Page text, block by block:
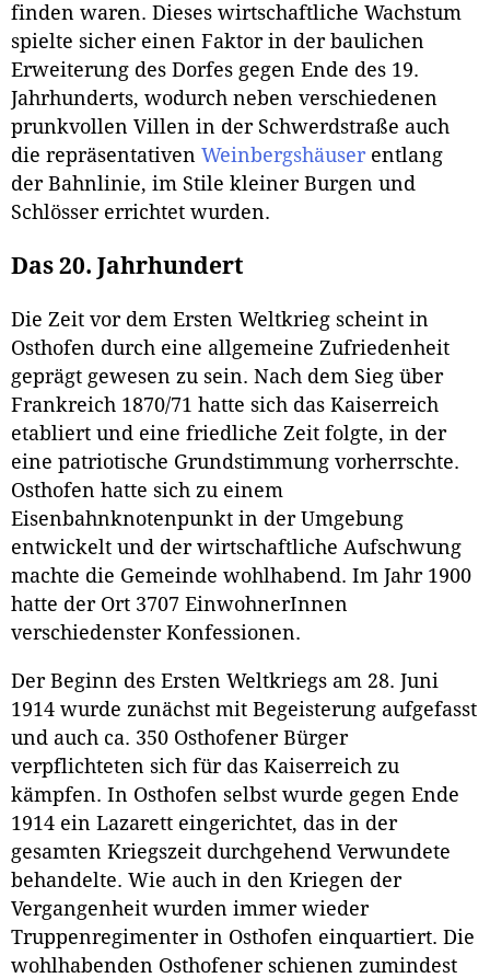
finden waren. Dieses wirtschaftliche Wachstum
spielte sicher einen Faktor in der baulichen
Erweiterung des Dorfes gegen Ende des 19.
Jahrhunderts, wodurch neben verschiedenen
prunkvollen Villen in der Schwerdstraße auch
die repräsentativen Weinbergshäuserentlang
der Bahnlinie, im Stile kleiner Burgen und
Schlösser errichtet wurden.
Das 20. Jahrhundert
Die Zeit vor dem Ersten Weltkrieg scheint in
Osthofen durch eine allgemeine Zufriedenheit
geprägt gewesen zu sein. Nach dem Sieg über
Frankreich 1870/71 hatte sich das Kaiserreich
etabliert und eine friedliche Zeit folgte, in der
eine patriotische Grundstimmung vorherrschte.
Osthofen hatte sich zu einem
Eisenbahnknotenpunkt in der Umgebung
entwickelt und der wirtschaftliche Aufschwung
machte die Gemeinde wohlhabend. Im Jahr 1900
hatte der Ort 3707 EinwohnerInnen
verschiedenster Konfessionen.
Der Beginn des Ersten Weltkriegs am 28. Juni
1914 wurde zunächst mit Begeisterung aufgefasst
und auch ca. 350 Osthofener Bürger
verpflichteten sich für das Kaiserreich zu
kämpfen. In Osthofen selbst wurde gegen Ende
1914 ein Lazarett eingerichtet, das in der
gesamten Kriegszeit durchgehend Verwundete
behandelte. Wie auch in den Kriegen der
Vergangenheit wurden immer wieder
Truppenregimenter in Osthofen einquartiert. Die
wohlhabenden Osthofener schienen zumindest